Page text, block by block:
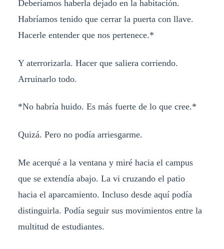
Deberíamos haberla dejado en la habitación.
Habríamos tenido que cerrar la puerta con llave.
Hacerle entender que nos pertenece.*
Y aterrorizarla. Hacer que saliera corriendo.
Arruinarlo todo.
*No habría huido. Es más fuerte de lo que cree.*
Quizá. Pero no podía arriesgarme.
Me acerqué a la ventana y miré hacia el campus
que se extendía abajo. La vi cruzando el patio
hacia el aparcamiento. Incluso desde aquí podía
distinguirla. Podía seguir sus movimientos entre la
multitud de estudiantes.